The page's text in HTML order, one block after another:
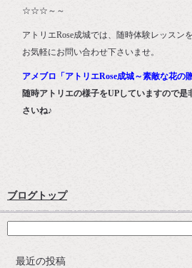
☆☆☆～～
アトリエRose成城では、随時体験レッスン
お気軽にお問い合わせ下さいませ。
アメブロ「アトリエRose成城～素敵な花の
随時アトリエの様子をUPしていますので
さいね♪
ブログトップ
最近の投稿